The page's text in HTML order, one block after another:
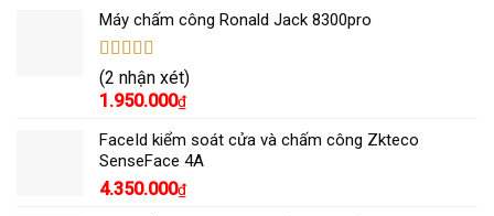
Máy chấm công Ronald Jack 8300pro
Được xếp
hạng5.005
sao
(2 nhận xét)
1.950.000₫
FaceId kiểm soát cửa và chấm công Zkteco
SenseFace 4A
4.350.000₫